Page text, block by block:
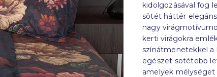
kidolgozásával fog
sötét háttér
nagy
kerti virágokra
színátmenetekkel a
egészet sötétebb
amelyek mélységet